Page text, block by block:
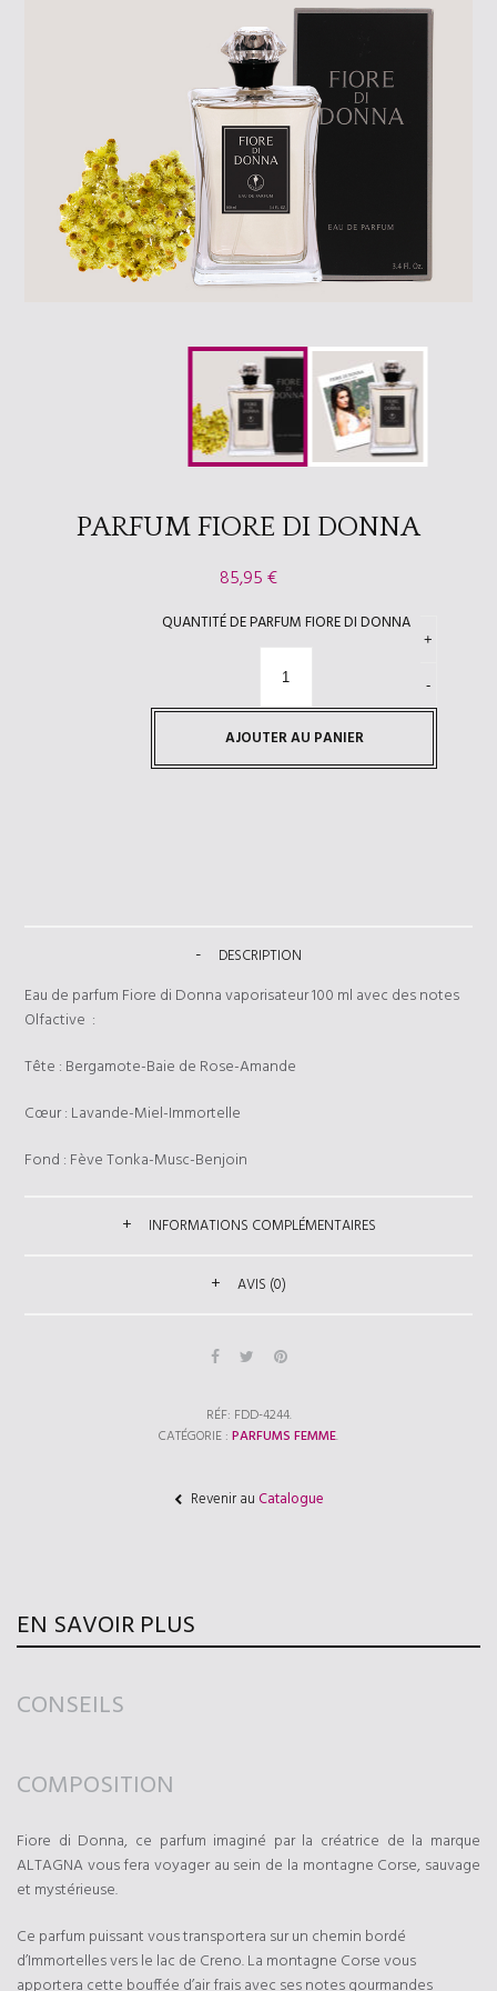
PARFUM FIORE DI DONNA
85,95€
QUANTITÉ DE PARFUM FIORE DI DONNA
AJOUTER AU PANIER
DESCRIPTION
Eau de parfum Fiore di Donna vaporisateur 100 ml avec des notes
Olfactive :
Tête : Bergamote-Baie de Rose-Amande
Cœur : Lavande-Miel-Immortelle
Fond : Fève Tonka-Musc-Benjoin
INFORMATIONS COMPLÉMENTAIRES
AVIS (0)
RÉF: FDD-4244.
CATÉGORIE :PARFUMS FEMME.
Revenir auCatalogue
EN SAVOIR PLUS
CONSEILS
COMPOSITION
Fiore di Donna, ce parfum imaginé par la créatrice de la marque
ALTAGNA vous fera voyager au sein de la montagne Corse, sauvage
et mystérieuse.
Ce parfum puissant vous transportera sur un chemin bordé
d’Immortelles vers le lac de Creno. La montagne Corse vous